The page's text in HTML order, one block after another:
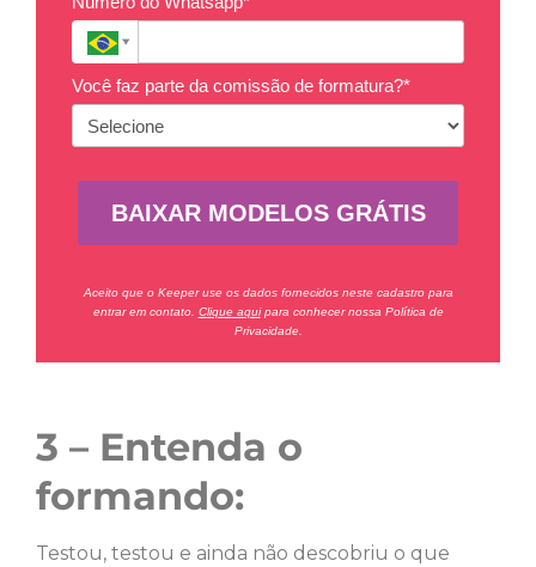
Você faz parte da comissão de formatura?*
BAIXAR MODELOS GRÁTIS
Aceito que o Keeper use os dados fornecidos neste cadastro para
entrar em contato. Clique aquipara conhecer nossa Política de
Privacidade.
3 – Entenda o
formando:
Testou, testou e ainda não descobriu o que